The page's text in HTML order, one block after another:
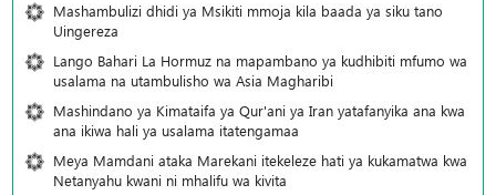
Mashambulizi dhidi ya Msikiti mmoja kila baada ya siku tano
Uingereza
Lango Bahari La Hormuz na mapambano ya kudhibiti mfumo wa
usalama na utambulisho wa Asia Magharibi
Mashindano ya Kimataifa ya Qur'ani ya Iran yatafanyika ana kwa
ana ikiwa hali ya usalama itatengamaa
Meya Mamdani ataka Marekani itekeleze hati ya kukamatwa kwa
Netanyahu kwani ni mhalifu wa kivita